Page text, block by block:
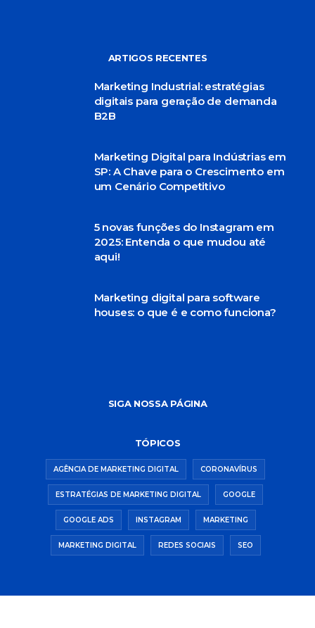
ARTIGOS RECENTES
Marketing Industrial: estratégias
digitais para geração de demanda
B2B
Marketing Digital para Indústrias em
SP: A Chave para o Crescimento em
um Cenário Competitivo
5 novas funções do Instagram em
2025: Entenda o que mudou até
aqui!
Marketing digital para software
houses: o que é e como funciona?
SIGA NOSSA PÁGINA
TÓPICOS
AGÊNCIA DE MARKETING DIGITAL CORONAVÍRUS
ESTRATÉGIAS DE MARKETING DIGITAL GOOGLE
GOOGLE ADS INSTAGRAM MARKETING
MARKETING DIGITAL REDES SOCIAIS SEO